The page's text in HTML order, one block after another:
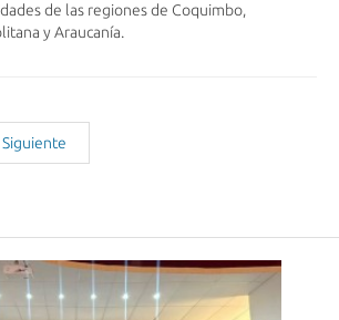
de las regiones de Coquimbo,
y Araucanía.
Siguiente